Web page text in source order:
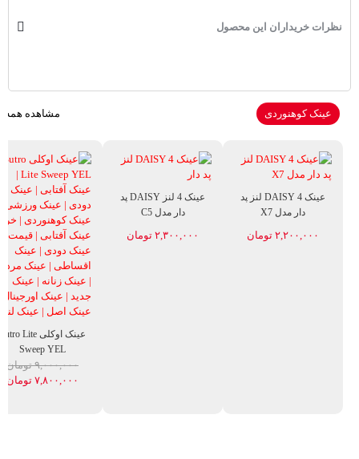
نظرات خریداران این محصول
عینک کوهنوردی مشاهده همه
عینک DAISY 4 لنز پد
دار مدل X7
۲,۲۰۰,۰۰۰ تومان
عینک 4 لنز DAISY پد
دار مدل C5
۲,۳۰۰,۰۰۰ تومان
عینک اوکلی Sutro Lite
Sweep YEL
۹,۰۰۰,۰۰۰ تومان
۷,۸۰۰,۰۰۰ تومان
قیمت اصلی: ۳,۲۰۰,۰۰۰ تومان بود.
قیمت فعلی: ۲,۵۰۰,۰۰۰ تومان.